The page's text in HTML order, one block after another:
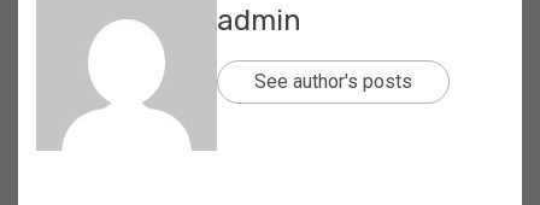
admin
See author's posts